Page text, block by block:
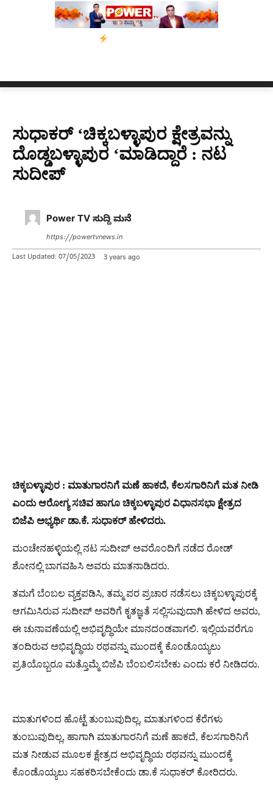
ನ್ಯೂಸ್ ಕಾರ್ಪ್‌ಗೆ ಎಐಯಿಂದ ಸಂಕಷ್ಟ: ಆಸ್ಟ್ರೇಲಿಯಾದಲ್ಲಿ
ಸುಧಾಕರ್ ‘ಚಿಕ್ಕಬಳ್ಳಾಪುರ ಕ್ಷೇತ್ರವನ್ನು
ದೊಡ್ಡಬಳ್ಳಾಪುರ ‘ಮಾಡಿದ್ದಾರೆ : ನಟ
ಸುದೀಪ್
Power TV ಸುದ್ದಿ ಮನೆ
https://powertvnews.in
Last Updated: 07/05/2023 3 years ago
ಚಿಕ್ಕಬಳ್ಳಾಪುರ : ಮಾತುಗಾರನಿಗೆ ಮಣೆ ಹಾಕದೆ, ಕೆಲಸಗಾರಿನಿಗೆ ಮತ ನೀಡಿ
ಎಂದು ಆರೋಗ್ಯ ಸಚಿವ ಹಾಗೂ ಚಿಕ್ಕಬಳ್ಳಾಪುರ ವಿಧಾನಸಭಾ ಕ್ಷೇತ್ರದ
ಬಿಜೆಪಿ ಅಭ್ಯರ್ಥಿ ಡಾ.ಕೆ. ಸುಧಾಕರ್ ಹೇಳಿದರು.
ಮಂಚೇನಹಳ್ಳಿಯಲ್ಲಿ ನಟ ಸುದೀಪ್ ಅವರೊಂದಿಗೆ ನಡೆದ ರೋಡ್
ಶೋನಲ್ಲಿ ಬಾಗವಹಿಸಿ ಅವರು ಮಾತನಾಡಿದರು.
ತಮಗೆ ಬೆಂಬಲ ವ್ಯಕ್ತಪಡಿಸಿ, ತಮ್ಮ ಪರ ಪ್ರಚಾರ ನಡೆಸಲು ಚಿಕ್ಕಬಳ್ಳಾಪುರಕ್ಕೆ
ಆಗಮಿಸಿರುವ ಸುದೀಪ್ ಅವರಿಗೆ ಕೃತಜ್ಞತೆ ಸಲ್ಲಿಸುವುದಾಗಿ ಹೇಳಿದ ಅವರು,
ಈ ಚುನಾವಣೆಯಲ್ಲಿ ಅಭಿವೃದ್ಧಿಯೇ ಮಾನದಂಡವಾಗಲಿ. ಇಲ್ಲಿಯವರೆಗೂ
ತಂದಿರುವ ಅಭಿವೃದ್ಧಿಯ ರಥವನ್ನು ಮುಂದಕ್ಕೆ ಕೊಂಡೊಯ್ಯಲು
ಪ್ರತಿಯೊಬ್ಬರೂ ಮತ್ತೊಮ್ಮೆ ಬಿಜೆಪಿ ಬೆಂಬಲಿಸಬೇಕು ಎಂದು ಕರೆ ನೀಡಿದರು.
ಮಾತುಗಳಿಂದ ಹೊಟ್ಟೆ ತುಂಬುವುದಿಲ್ಲ, ಮಾತುಗಳಿಂದ ಕೆರೆಗಳು
ತುಂಬುವುದಿಲ್ಲ, ಹಾಗಾಗಿ ಮಾತುಗಾರನಿಗೆ ಮಣೆ ಹಾಕದೆ, ಕೆಲಸಗಾರಿನಿಗೆ
ಮತ ನೀಡುವ ಮೂಲಕ ಕ್ಷೇತ್ರದ ಅಭಿವೃದ್ಧಿಯ ರಥವನ್ನು ಮುಂದಕ್ಕೆ
ಕೊಂಡೊಯ್ಯಲು ಸಹಕರಿಸಬೇಕೆಂದು ಡಾ.ಕೆ ಸುಧಾಕರ್ ಕೋರಿದರು.